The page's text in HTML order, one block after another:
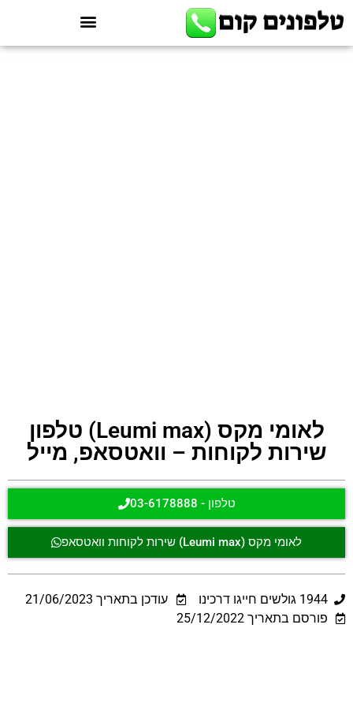
לאומי מקס (Leumi max) טלפון
שירות לקוחות – וואטסאפ, מייל
טלפון - 03-6178888
לאומי מקס (Leumi max) שירות לקוחות וואטסאפ
1944 גולשים חייגו דרכינו עודכן בתאריך 21/06/2023
פורסם בתאריך 25/12/2022